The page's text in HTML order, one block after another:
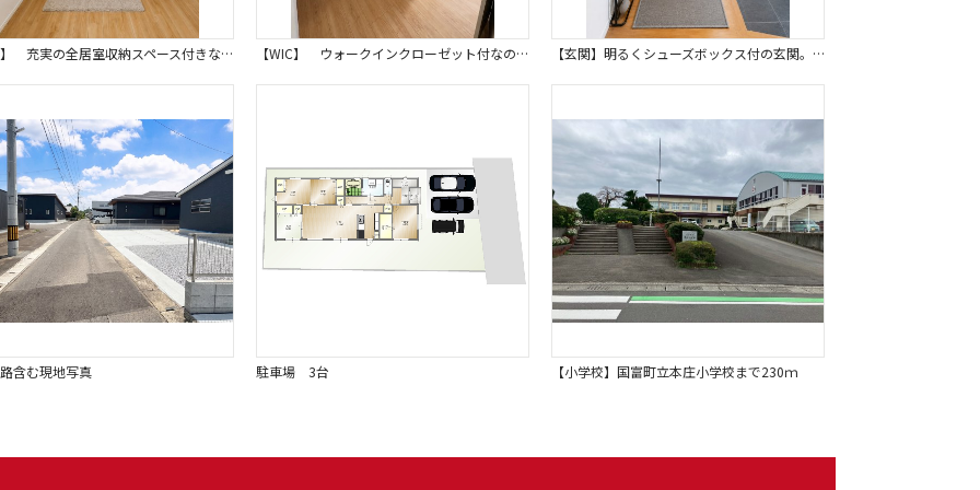
【収納】 充実の全居室収納スペース付きなので、お部屋が常にスッキリ片付きます。※画像はイメージです。 季節家電やレジャー用品なども収納できるため快適な暮らしをサポートします。 【WIC】 ウォークインクローゼット付なので衣類や小物もたっぷり収納可能です。※画像はイメージです。 お部屋を広く使うことができ、日々の生活をより快適にサポートします。 【玄関】明るくシューズボックス付の玄関。タイルはお掃除しやすく清潔を保てます。※画像はイメージです。 調湿性に優れたエコカラットは玄関のアクセントにもなります。
含む現地写真 駐車場 3台 【小学校】国富町立本庄小学校まで230ｍ